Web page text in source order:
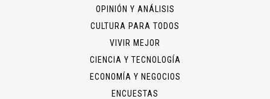
OPINIÓN Y ANÁLISIS
CULTURA PARA TODOS
VIVIR MEJOR
CIENCIA Y TECNOLOGÍA
ECONOMÍA Y NEGOCIOS
ENCUESTAS